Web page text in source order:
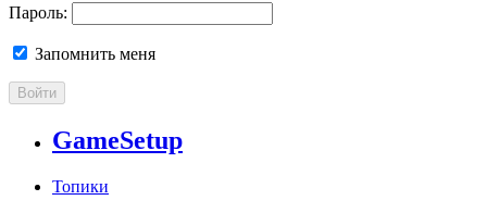
Пароль:
Запомнить меня
Войти
GameSetup
Топики